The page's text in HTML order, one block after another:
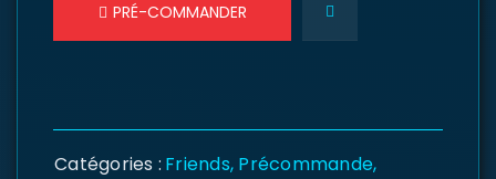
PRÉ-COMMANDER
Catégories : Friends, Précommande,